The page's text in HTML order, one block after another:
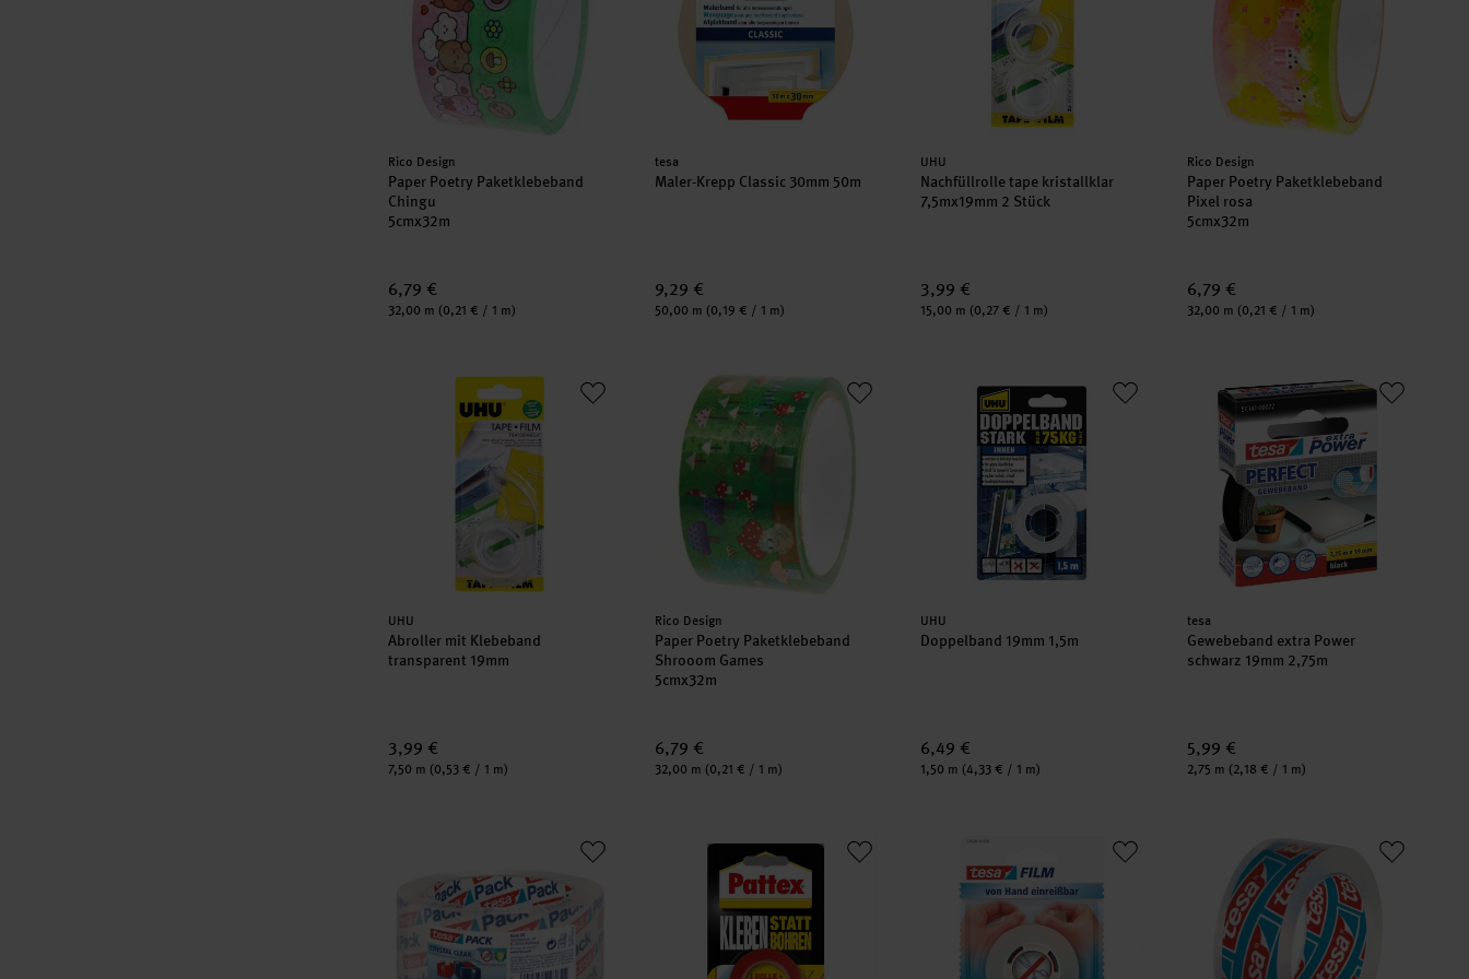
Hersteller:
Rico Design
Paper Poetry Paketklebeband
Chingu
5cmx32m
6,79 €
Inhalt:
32,00 m (0,21 € / 1 m)
Hersteller:
tesa
Maler-Krepp Classic 30mm 50m
9,29 €
Inhalt:
50,00 m (0,19 € / 1 m)
Hersteller:
UHU
Nachfüllrolle tape kristallklar
7,5mx19mm 2 Stück
3,99 €
Inhalt:
15,00 m (0,27 € / 1 m)
Hersteller:
Rico Design
Paper Poetry Paketklebeband
Pixel rosa
5cmx32m
6,79 €
Inhalt:
32,00 m (0,21 € / 1 m)
Abroller mit Klebeband transparent 19mm
Hersteller:
UHU
Abroller mit Klebeband
transparent 19mm
3,99 €
Inhalt:
7,50 m (0,53 € / 1 m)
Paper Poetry Paketklebeband Shrooom Games
Hersteller:
Rico Design
Paper Poetry Paketklebeband
Shrooom Games
5cmx32m
6,79 €
Inhalt:
32,00 m (0,21 € / 1 m)
Hersteller:
UHU
Doppelband 19mm 1,5m
6,49 €
Inhalt:
1,50 m (4,33 € / 1 m)
Hersteller:
tesa
Gewebeband extra Power
schwarz 19mm 2,75m
5,99 €
Inhalt:
2,75 m (2,18 € / 1 m)